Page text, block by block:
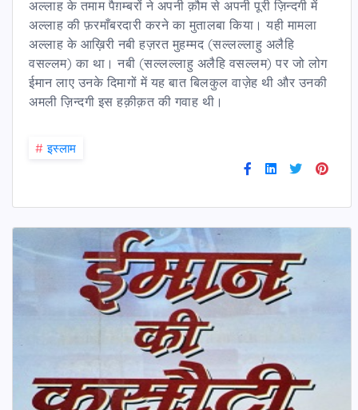
अल्लाह के तमाम पैग़म्बरों ने अपनी क़ौम से अपनी पूरी ज़िन्दगी में
अल्लाह की फ़रमाँबरदारी करने का मुतालबा किया। यही मामला
अल्लाह के आख़िरी नबी हज़रत मुहम्मद (सल्लल्लाहु अलैहि
वसल्लम) का था। नबी (सल्लल्लाहु अलैहि वसल्लम) पर जो लोग
ईमान लाए उनके दिमागों में यह बात बिलकुल वाज़ेह थी और उनकी
अमली ज़िन्दगी इस हक़ीक़त की गवाह थी।
# इस्लाम